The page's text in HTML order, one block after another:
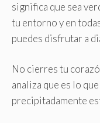
significa que sea
tu entorno y en
puedes disfrutar a
No cierres tu
analiza que es lo
precipitadamente